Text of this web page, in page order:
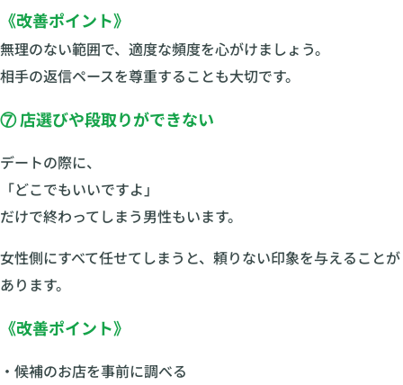
《改善ポイント》
無理のない範囲で、適度な頻度を心がけましょう。
相手の返信ペースを尊重することも大切です。
⑦ 店選びや段取りができない
デートの際に、
「どこでもいいですよ」
だけで終わってしまう男性もいます。
女性側にすべて任せてしまうと、頼りない印象を与えることが
あります。
《改善ポイント》
・候補のお店を事前に調べる